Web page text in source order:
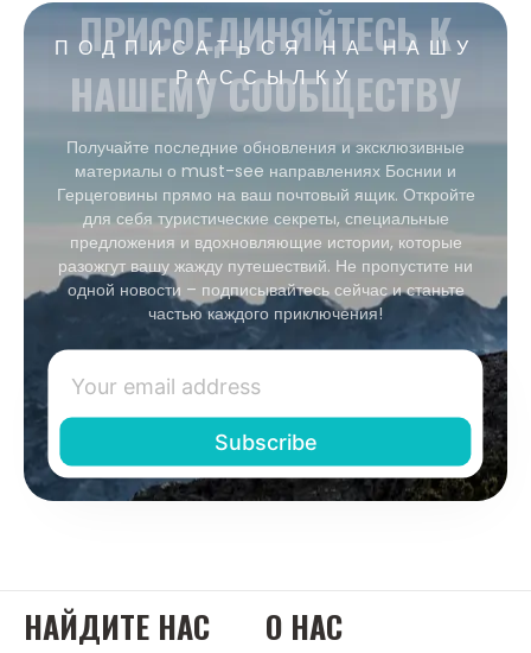
ПОДПИСАТЬСЯ НА НАШУ
РАССЫЛКУ
ПРИСОЕДИНЯЙТЕСЬ К
НАШЕМУ СООБЩЕСТВУ
Получайте последние обновления и эксклюзивные
материалы о must-see направлениях Боснии и
Герцеговины прямо на ваш почтовый ящик. Откройте
для себя туристические секреты, специальные
предложения и вдохновляющие истории, которые
разожгут вашу жажду путешествий. Не пропустите ни
одной новости – подписывайтесь сейчас и станьте
частью каждого приключения!
НАЙДИТЕ НАС О НАС